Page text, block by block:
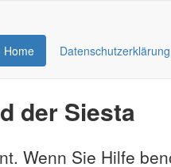
Home Datenschutzerklärung
der Siesta
Wenn Sie Hilfe